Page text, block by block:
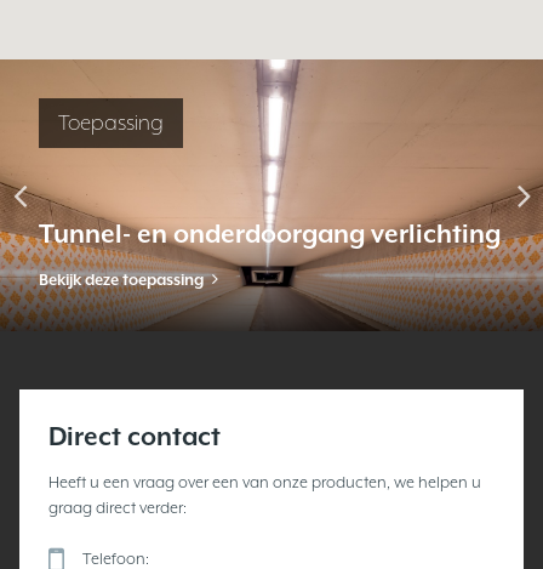
Toepassing
Stationsverlichting
Bekijk deze toepassing
Direct contact
Heeft u een vraag over een van onze producten, we helpen u
graag direct verder:
Telefoon: